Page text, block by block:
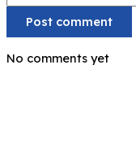
Post comment
No comments yet